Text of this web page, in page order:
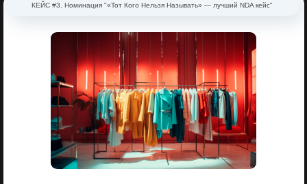
КЕЙС #3. Номинация "«Тот Кого Нельзя Называть» — лучший NDA кейс"